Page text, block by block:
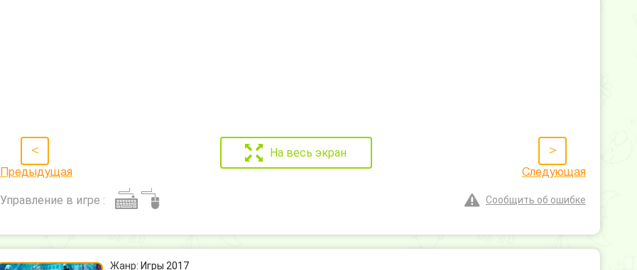
<
Предыдущая
На весь экран >
Следующая
Управление в игре : Сообщить об ошибке
Жанр: Игры 2017